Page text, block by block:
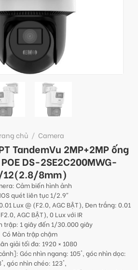
chủ / Camera
TandemVu 2MP+2MP ống
DS-2SE2C200MWG-
12(2.8/8mm)
Cảm biến hình ảnh
quét liên tục 1/2.9″
Lux @ (F2.0, AGC BẬT), Đen trắng: 0.01
AGC BẬT), 0 Lux với IR
trập: 1 giây đến 1/30.000 giây
Có Màn trập chậm
giải tối đa: 1920 × 1080
Góc nhìn ngang: 105°, góc nhìn dọc:
góc nhìn chéo: 123°,